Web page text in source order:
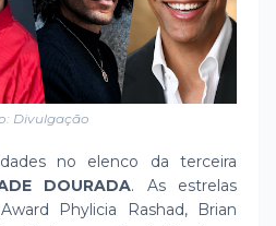
Divulgação
no elenco da terceira
DOURADA. As estrelas
Phylicia Rashad, Brian